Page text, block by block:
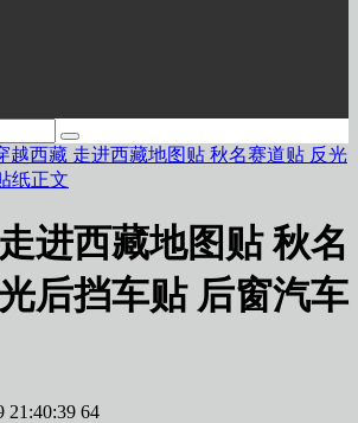
越西藏 走进西藏地图贴 秋名赛道贴 反光
纸正文
进西藏地图贴 秋名
后挡车贴 后窗汽车
21:40:39 64